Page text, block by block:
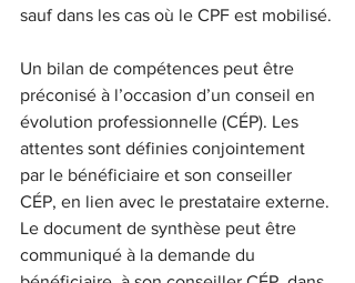
sauf dans les cas où le CPF est mobilisé.
Un bilan de compétences peut être
préconisé à l’occasion d’un conseil en
évolution professionnelle (CÉP). Les
attentes sont définies conjointement
par le bénéficiaire et son conseiller
CÉP, en lien avec le prestataire externe.
Le document de synthèse peut être
communiqué à la demande du